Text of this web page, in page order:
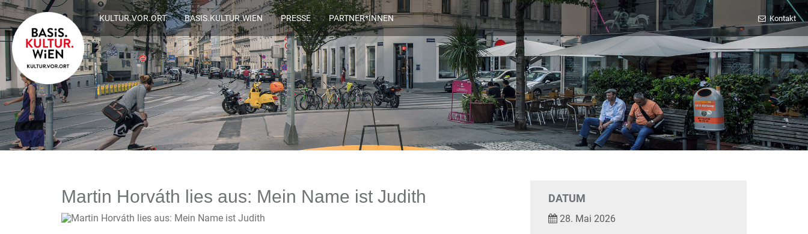
KULTUR.VOR.ORT BASIS.KULTUR.WIEN PRESSE PARTNER*INNEN Kontakt
Martin Horváth lies aus: Mein Name ist Judith DATUM
28. Mai 2026